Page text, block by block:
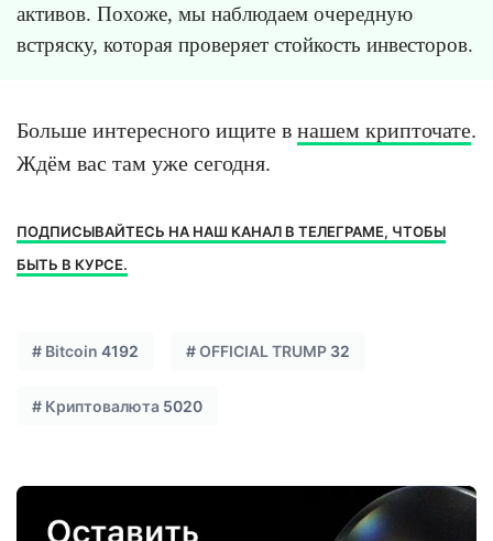
активов. Похоже, мы наблюдаем очередную
встряску, которая проверяет стойкость инвесторов.
Больше интересного ищите в нашем крипточате.
Ждём вас там уже сегодня.
ПОДПИСЫВАЙТЕСЬ НА НАШ КАНАЛ В ТЕЛЕГРАМЕ, ЧТОБЫ
БЫТЬ В КУРСЕ.
# Bitcoin 4192 #OFFICIAL TRUMP 32
# Криптовалюта 5020